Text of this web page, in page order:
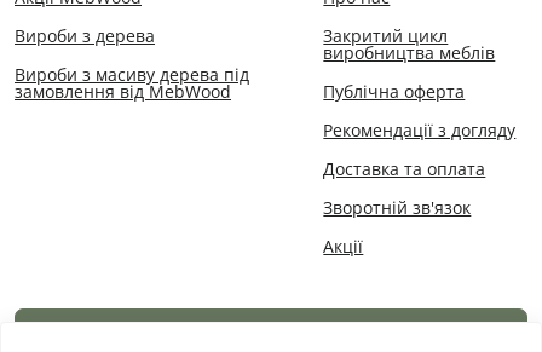
Тернопіль, Гіпермаркет Епіцентр
Тернопіль, вул. Поліська, 7
Пн-Сб: 08:00 — 21:00 Нд: 09:00 — 21:00
Черкаси, Гіпермаркет Епіцентр
Пн-Сб: 08:00 — 21:00 Нд: 09:00 — 21:00
Одеса-Таірова, Гіпермаркет Епіцентр
Пн-Нд: 08:00 — 21:00
Вироби з дерева
Вироби з масиву дерева під
замовлення від MebWood
Закритий цикл
виробництва меблів
Публічна оферта
Рекомендації з догляду
Доставка та оплата
Зворотній зв'язок
Акції